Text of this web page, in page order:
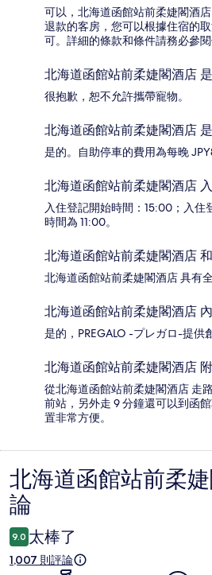
可以，北海道函館站前柔婕閣酒
退款的客房，您可以根據住宿的
可。詳細的條款和條件請務必參閱
北海道函館站前柔婕閣酒店
很抱歉，恕不允許攜帶寵物。
北海道函館站前柔婕閣酒店
是的。自助停車的費用為每晚
北海道函館站前柔婕閣酒店
入住登記開始時間：15:00；入
時間為 11:00。
北海道函館站前柔婕閣酒店
北海道函館站前柔婕閣酒店 具有全
北海道函館站前柔婕閣酒店
是的，PREGALO -プレガロ-提供
北海道函館站前柔婕閣酒店
從北海道函館站前柔婕閣酒店 走
前站，另外走 9 分鐘還可以到函
置非常方便。
評
論
北海道函館站前柔
論
9.0 太棒了
1,007 則評論